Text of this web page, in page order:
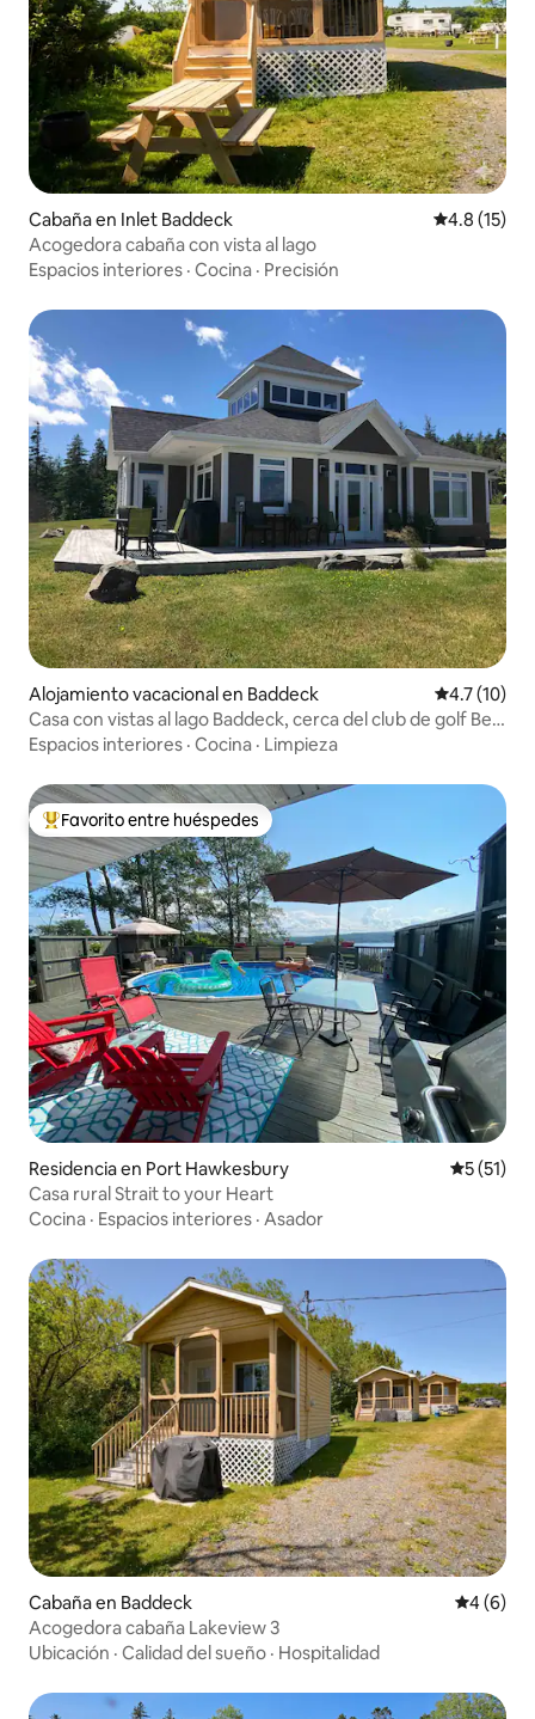
Cabaña en Inlet Baddeck Calificación
4.8 (15)
Acogedora cabaña con vista al lago
Espacios interiores · Cocina · Precisión
Alojamiento vacacional en Baddeck Calificación
4.7 (10)
Casa con vistas al lago Baddeck, cerca del club de golf Bell
Bay
Espacios interiores · Cocina · Limpieza
De los mejores en Favorito entre huéspedes
Favorito entre huéspedes
Residencia en Port Hawkesbury
5 (51)
Casa rural Strait to your Heart
Cocina · Espacios interiores · Asador
Cabaña en Baddeck
4 (6)
Acogedora cabaña Lakeview 3
Ubicación · Calidad del sueño · Hospitalidad